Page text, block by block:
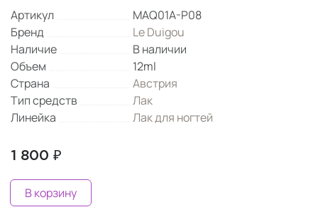
Артикул
MAQ01A-P08
Бренд
Le Duigou
Наличие
В наличии
Объем
12ml
Страна
Австрия
Тип средств
Лак
Линейка
Лак для ногтей
1 800 ₽
В корзину